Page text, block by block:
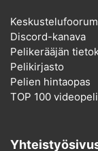
Discord-kanava
Pelikerääjän
Pelikirjasto
Pelien hintaopas
TOP 100